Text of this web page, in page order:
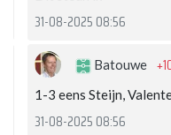
31-08-2025 08:56
Batouwe
1-3 eens Steijn,
31-08-2025 08:56